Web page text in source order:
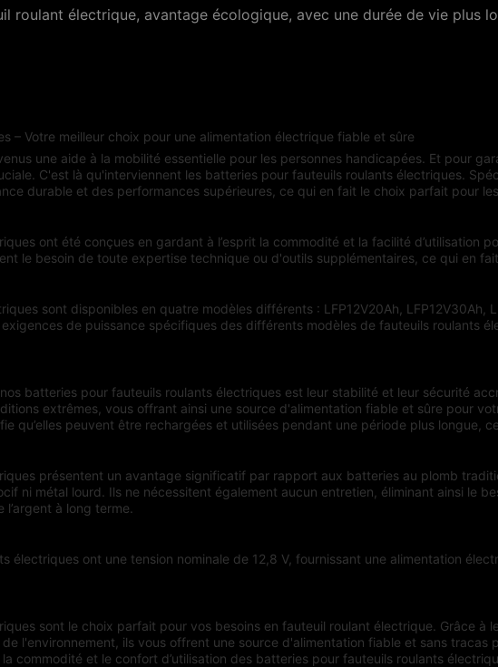
roulant électrique, avantage écologique, avec une durée de vie plus
– Votre meilleur choix pour une alimentation électrique fiable et sûre
une aide à la mobilité essentielle pour les personnes handicapées. Et pour
C'est là qu'interviennent les batteries pour fauteuils roulants électriques.
durable et des performances supérieures, ce qui en fait le choix parfait pour
ont été conçues en gardant à l’esprit la commodité et la facilité d’utilisation
le besoin de toute expertise technique ou d'outils supplémentaires, ce qui en
sont disponibles en quatre modèles différents : LFP12V20Ah, LFP12V30Ah,
de puissance spécifiques des différents modèles de fauteuils roulants
batteries pour fauteuils roulants électriques est leur stabilité et leur sécurité
extrêmes, vous offrant ainsi une source d'alimentation fiable et sûre pour
qu’elles peuvent être rechargées et utilisées pendant une période plus longue,
présentent un avantage significatif par rapport aux batteries au plomb
ni métal lourd. Ils ne nécessitent également aucun entretien, éliminant ainsi le
à long terme.
électriques ont une tension nominale de 12,8 V, fournissant une alimentation
sont le choix parfait pour vos besoins en fauteuil roulant électrique. Grâce à
l'environnement, ils vous offrent une source d'alimentation fiable et sans tracas
commodité et le confort d’utilisation des batteries pour fauteuils roulants